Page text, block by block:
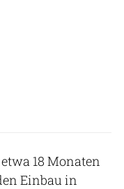
18 Monaten
Einbau in